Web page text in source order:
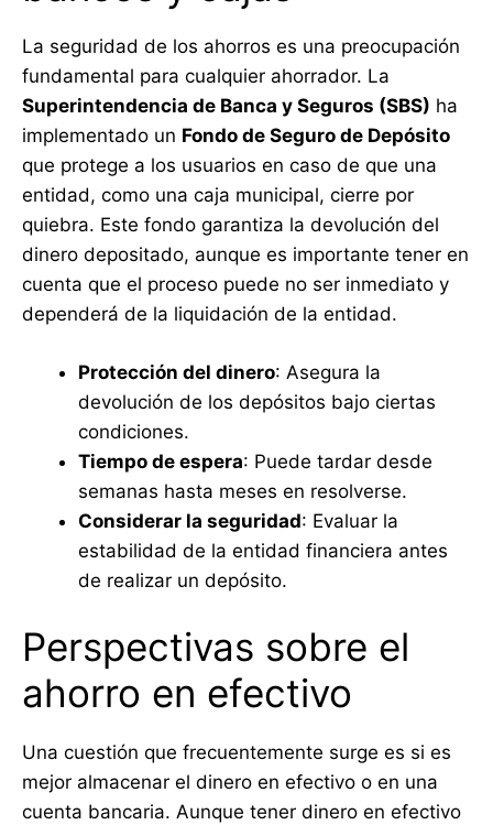
La seguridad de los ahorros es una preocupación
fundamental para cualquier ahorrador. La
Superintendencia de Banca y Seguros (SBS) ha
implementado un Fondo de Seguro de Depósito
que protege a los usuarios en caso de que una
entidad, como una caja municipal, cierre por
quiebra. Este fondo garantiza la devolución del
dinero depositado, aunque es importante tener en
cuenta que el proceso puede no ser inmediato y
dependerá de la liquidación de la entidad.
Protección del dinero: Asegura la
devolución de los depósitos bajo ciertas
condiciones.
Tiempo de espera: Puede tardar desde
semanas hasta meses en resolverse.
Considerar la seguridad: Evaluar la
estabilidad de la entidad financiera antes
de realizar un depósito.
Perspectivas sobre el
ahorro en efectivo
Una cuestión que frecuentemente surge es si es
mejor almacenar el dinero en efectivo o en una
cuenta bancaria. Aunque tener dinero en efectivo